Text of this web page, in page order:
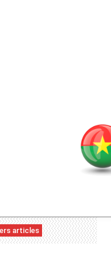
articles